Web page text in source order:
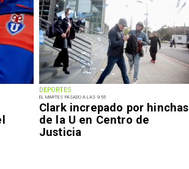
DEPORTES
EL MARTES PASADO A LAS 9:55
Clark increpado por hinchas
de la U en Centro de
Justicia